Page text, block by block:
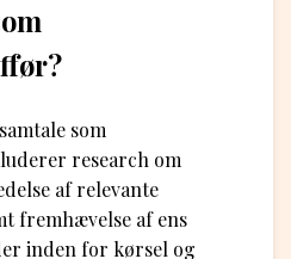
som
research om
af relevante
fremhævelse af ens
inden for kørsel og